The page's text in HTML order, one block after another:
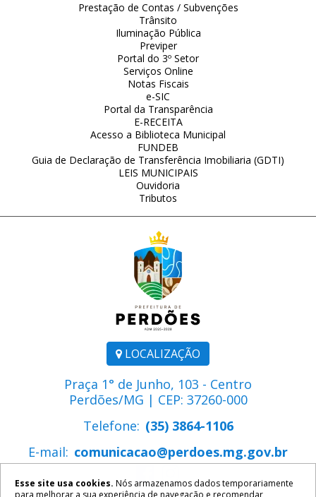
LOCALIZAÇÃO
Praça 1° de Junho, 103 - Centro
Perdões/MG | CEP: 37260-000
Telefone: (35) 3864-1106
E-mail: comunicacao@perdoes.mg.gov.br
Prestação de Contas / Subvenções
Trânsito
Iluminação Pública
Previper
Portal do 3º Setor
Serviços Online
Notas Fiscais
e-SIC
Portal da Transparência
E-RECEITA
Acesso a Biblioteca Municipal
FUNDEB
Guia de Declaração de Transferência Imobiliaria (GDTI)
LEIS MUNICIPAIS
Ouvidoria
Tributos
Esse site usa cookies. Nós armazenamos dados temporariamente
para melhorar a sua experiência de navegação e recomendar